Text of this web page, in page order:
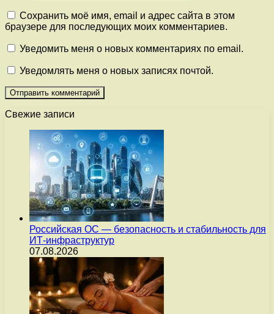
Сохранить моё имя, email и адрес сайта в этом
браузере для последующих моих комментариев.
Уведомить меня о новых комментариях по email.
Уведомлять меня о новых записях почтой.
Свежие записи
Российская ОС — безопасность и стабильность для
ИТ-инфраструктур
07.08.2026